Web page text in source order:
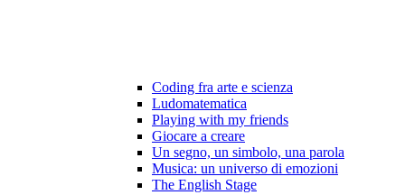
Coding fra arte e scienza
Ludomatematica
Playing with my friends
Giocare a creare
Un segno, un simbolo, una parola
Musica: un universo di emozioni
The English Stage